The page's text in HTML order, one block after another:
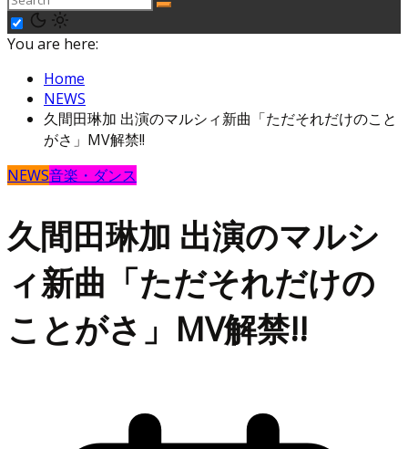
You are here:
Home
NEWS
久間田琳加 出演のマルシィ新曲「ただそれだけのこと
がさ」MV解禁!!
NEWS音楽・ダンス
久間田琳加 出演のマルシ
ィ新曲「ただそれだけの
ことがさ」MV解禁!!